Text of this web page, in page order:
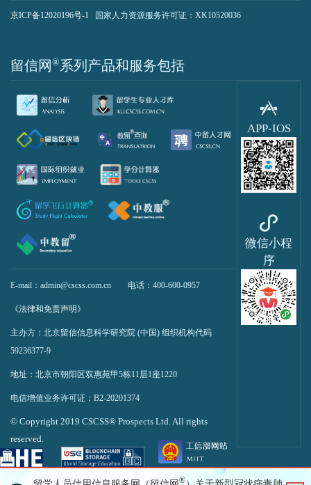
京ICP备12020196号-1 国家人力资源服务许可证：XK10520036
留信网 ® 系列产品和服务包括
E-mail：admin@cscss.com.cn 电话：400-600-0957
《法律和免责声明》
主办方：北京留信信息科学研究院 (中国) 组织机构代码
59236377-9
地址：北京市朝阳区双惠苑甲5栋11层1座1220
电信增值业务许可证：B2-20201374
© Copyright 2019 CSCSS® Prospects Ltd. All rights
reserved.
APP-IOS
微信小程
序
®